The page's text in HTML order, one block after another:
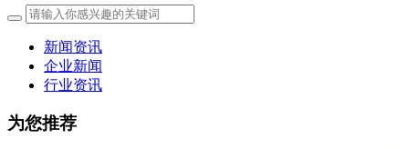
新闻资讯
企业新闻
行业资讯
为您推荐